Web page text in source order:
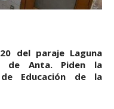
del paraje Laguna
de Anta. Piden la
Educación de la